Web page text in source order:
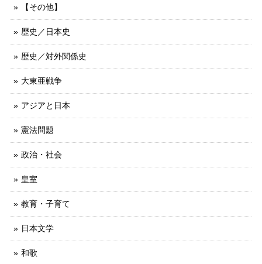
【その他】
歴史／日本史
歴史／対外関係史
大東亜戦争
アジアと日本
憲法問題
政治・社会
皇室
教育・子育て
日本文学
和歌